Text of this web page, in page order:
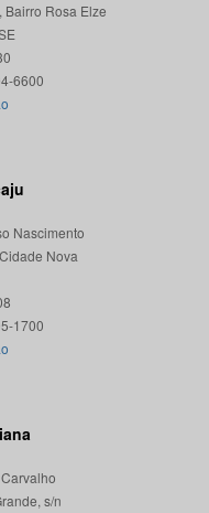
Bairro Rosa Elze
Nascimento
Nova
s/n